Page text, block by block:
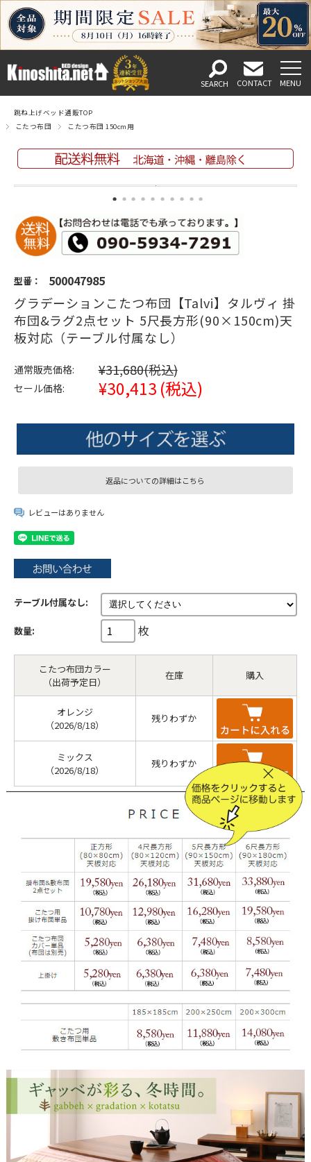
跳ね上げベッド通販TOP
こたつ布団
こたつ布団 150cm用
型番： 500047985
グラデーションこたつ布団【Talvi】タルヴィ 掛
布団&ラグ2点セット 5尺長方形(90×150cm)天
板対応（テーブル付属なし）
通常販売価格: ¥31,680(税込)
セール価格: ¥30,413 (税込)
返品についての詳細はこちら
レビューはありません
テーブル付属なし:
数量: 枚
こたつ布団カラー
（出荷予定日）
在庫 購入
オレンジ
（2026/8/18）
残りわずか
ミックス
（2026/8/18）
残りわずか